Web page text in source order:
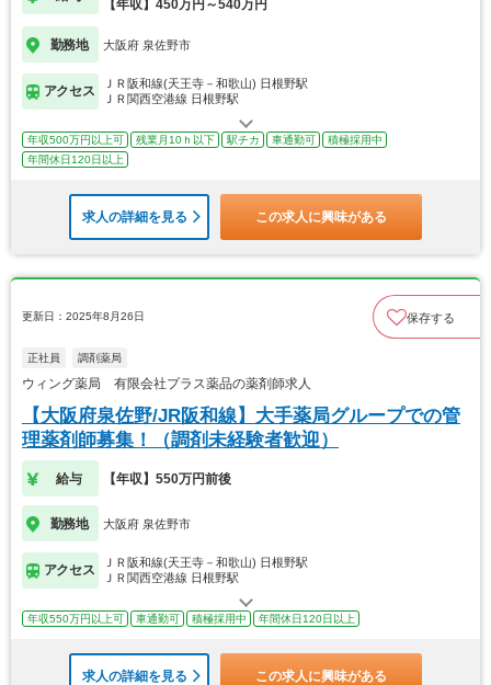
【年収】450万円～540万円
勤務地 大阪府 泉佐野市
アクセス
ＪＲ阪和線(天王寺－和歌山) 日根野駅
ＪＲ関西空港線 日根野駅
年収500万円以上可 残業月10ｈ以下 駅チカ 車通勤可
積極採用中
年間休日120日以上
求人の詳細を見る この求人に興味がある
更新日：2025年8月26日 保存する
正社員 調剤薬局
ウィング薬局 有限会社プラス薬品の薬剤師求人
【大阪府泉佐野/JR阪和線】大手薬局グループでの管
理薬剤師募集！（調剤未経験者歓迎）
給与 【年収】550万円前後
勤務地 大阪府 泉佐野市
アクセス
ＪＲ阪和線(天王寺－和歌山) 日根野駅
ＪＲ関西空港線 日根野駅
年収550万円以上可 車通勤可 積極採用中 年間休日120日以上
求人の詳細を見る この求人に興味がある